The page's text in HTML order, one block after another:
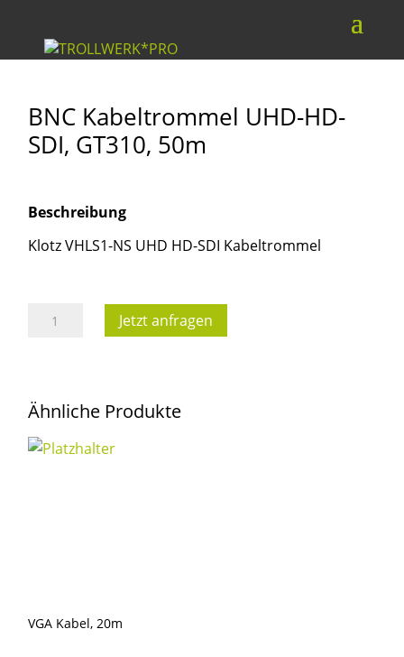
BNC Kabeltrommel UHD-HD-
SDI, GT310, 50m
Beschreibung
Klotz VHLS1-NS UHD HD-SDI Kabeltrommel
BNC
Kabeltrommel
SDI,
GT310,
50m
Jetzt anfragen
Ähnliche Produkte
VGA Kabel, 20m